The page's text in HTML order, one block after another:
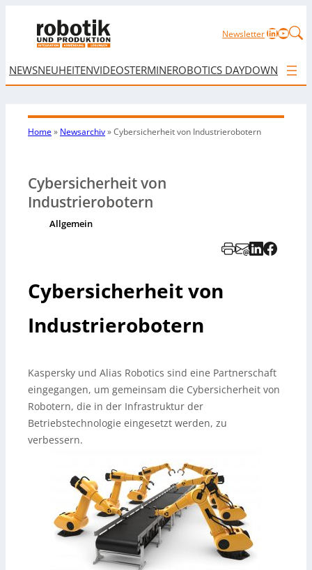
NewsletterLinkedIn
NEWSNEUHEITENVIDEOSTERMINEROBOTICS DAYDOWNLOAD
Home» Newsarchiv»Cybersicherheit von Industrierobotern
Cybersicherheit von
Industrierobotern
Allgemein
Cybersicherheit von
Industrierobotern
Kaspersky und Alias Robotics sind eine Partnerschaft
eingegangen, um gemeinsam die Cybersicherheit von
Robotern, die in der Infrastruktur der
Betriebstechnologie eingesetzt werden, zu
verbessern.